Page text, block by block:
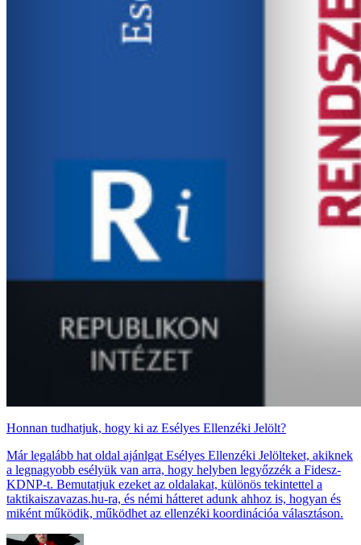
Honnan tudhatjuk, hogy ki az Esélyes Ellenzéki Jelölt?
Már legalább hat oldal ajánlgat Esélyes Ellenzéki Jelölteket, akiknek
a legnagyobb esélyük van arra, hogy helyben legyőzzék a Fidesz-
KDNP-t. Bemutatjuk ezeket az oldalakat, különös tekintettel a
taktikaiszavazas.hu-ra, és némi hátteret adunk ahhoz is, hogyan és
miként működik, működhet az ellenzéki koordinációa választáson.